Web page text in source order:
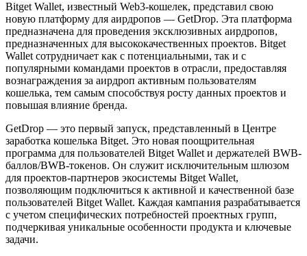
Bitget Wallet, известный Web3-кошелек, представил свою
новую платформу для аирдропов — GetDrop. Эта платформа
предназначена для проведения эксклюзивных аирдропов,
предназначенных для высококачественных проектов. Bitget
Wallet сотрудничает как с потенциальными, так и с
популярными командами проектов в отрасли, предоставляя
вознаграждения за аирдроп активным пользователям
кошелька, тем самым способствуя росту данных проектов и
повышая влияние бренда.
GetDrop — это первый запуск, представленный в Центре
заработка кошелька Bitget. Это новая поощрительная
программа для пользователей Bitget Wallet и держателей BWB-
баллов/BWB-токенов. Он служит исключительным шлюзом
для проектов-партнеров экосистемы Bitget Wallet,
позволяющим подключиться к активной и качественной базе
пользователей Bitget Wallet. Каждая кампания разрабатывается
с учетом специфических потребностей проектных групп,
подчеркивая уникальные особенности продукта и ключевые
задачи.